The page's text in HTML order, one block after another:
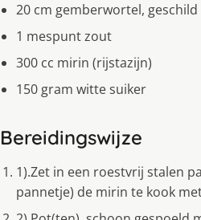
20 cm gemberwortel,
1 mespunt zout
300 cc mirin (rijstazijn)
150 gram witte suiker
Bereidingswijze
1).Zet in een roestvrij stalen
pannetje) de mirin te kook